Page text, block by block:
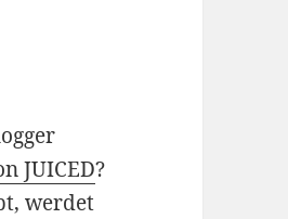
JUICED?
werdet